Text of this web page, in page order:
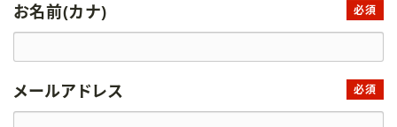
お名前(カナ) 必須
メールアドレス 必須